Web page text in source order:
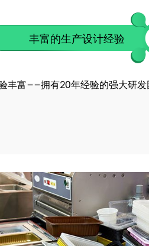
丰富的生产设计经验
丰富——拥有20年经验的强大研发